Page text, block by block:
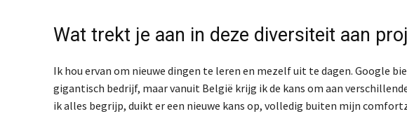
Wat trekt je aan in deze diversiteit aan
Ik hou ervan om nieuwe dingen te leren en mezelf uit te dagen. Google
gigantisch bedrijf, maar vanuit België krijg ik de kans om aan
ik alles begrijp, duikt er een nieuwe kans op, volledig buiten mijn